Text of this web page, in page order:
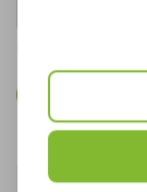
De gegevens die u